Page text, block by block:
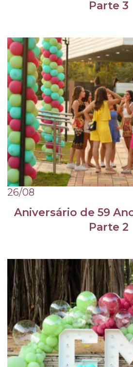
Parte 3
26/08
Aniversário de 59
Parte 2